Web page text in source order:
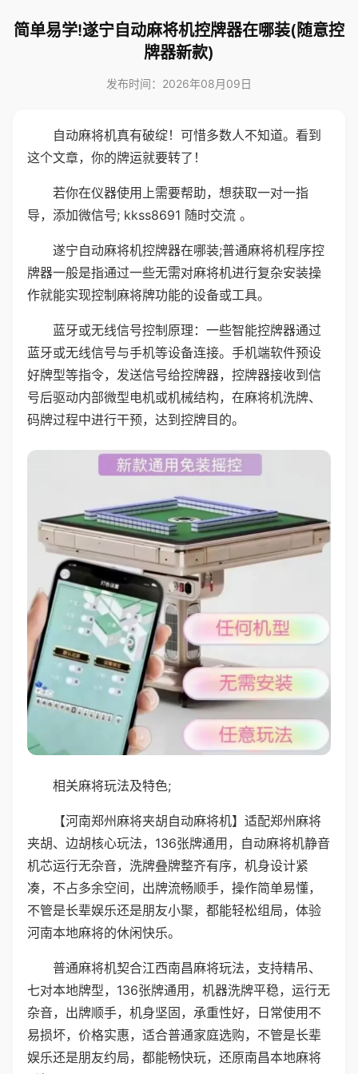
简单易学!遂宁自动麻将机控牌器在哪装(随意控
牌器新款)
发布时间：2026年08月09日
自动麻将机真有破绽！可惜多数人不知道。看到
这个文章，你的牌运就要转了！
若你在仪器使用上需要帮助，想获取一对一指
导，添加微信号; kkss8691 随时交流 。
遂宁自动麻将机控牌器在哪装;普通麻将机程序控
牌器一般是指通过一些无需对麻将机进行复杂安装操
作就能实现控制麻将牌功能的设备或工具。
蓝牙或无线信号控制原理：一些智能控牌器通过
蓝牙或无线信号与手机等设备连接。手机端软件预设
好牌型等指令，发送信号给控牌器，控牌器接收到信
号后驱动内部微型电机或机械结构，在麻将机洗牌、
码牌过程中进行干预，达到控牌目的。
相关麻将玩法及特色;
【河南郑州麻将夹胡自动麻将机】适配郑州麻将
夹胡、边胡核心玩法，136张牌通用，自动麻将机静音
机芯运行无杂音，洗牌叠牌整齐有序，机身设计紧
凑，不占多余空间，出牌流畅顺手，操作简单易懂，
不管是长辈娱乐还是朋友小聚，都能轻松组局，体验
河南本地麻将的休闲快乐。
普通麻将机契合江西南昌麻将玩法，支持精吊、
七对本地牌型，136张牌通用，机器洗牌平稳，运行无
杂音，出牌顺手，机身坚固，承重性好，日常使用不
易损坏，价格实惠，适合普通家庭选购，不管是长辈
娱乐还是朋友约局，都能畅快玩，还原南昌本地麻将